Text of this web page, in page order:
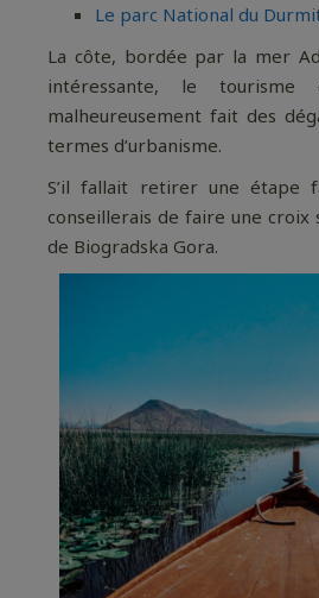
Le parc National du
La côte, bordée par la mer
intéressante, le tourisme
malheureusement fait des
termes d’urbanisme.
S’il fallait retirer une étape
conseillerais de faire une croix
de Biogradska Gora.